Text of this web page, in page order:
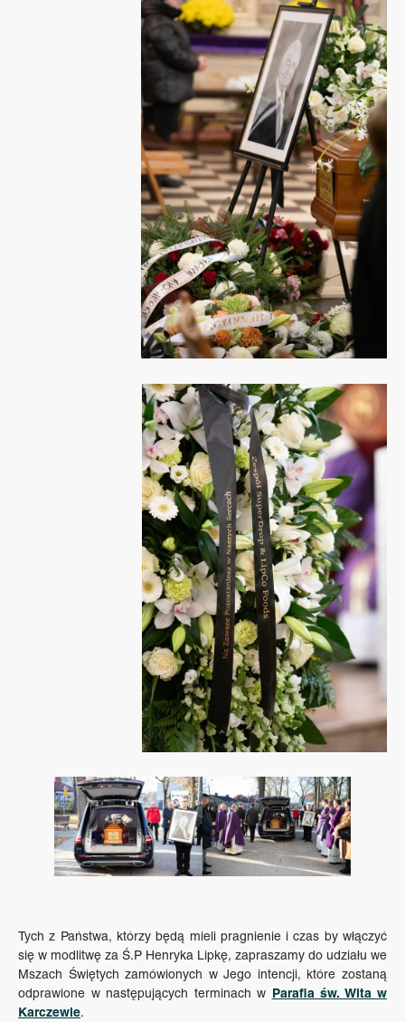
Tych z Państwa, którzy będą mieli pragnienie i czas by włączyć
się w modlitwę za Ś.P Henryka Lipkę, zapraszamy do udziału we
Mszach Świętych zamówionych w Jego intencji, które zostaną
odprawione w następujących terminach w Parafia św. Wita w
Karczewie.